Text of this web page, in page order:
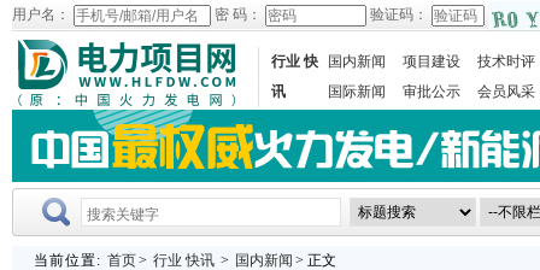
用户名： 密 码： 验证码：
行业 快
讯
国内新闻 项目建设
技术时评
国际新闻
审批公示 会员风采
当前位置: 首页> 行业 快讯 > 国内新闻 > 正文